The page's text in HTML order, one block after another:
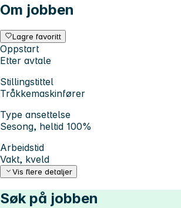
Om jobben
Lagre favoritt
Oppstart
Etter avtale
Stillingstittel
Tråkkemaskinfører
Type ansettelse
Sesong, heltid 100%
Arbeidstid
Vakt, kveld
Vis flere detaljer
Søk på jobben